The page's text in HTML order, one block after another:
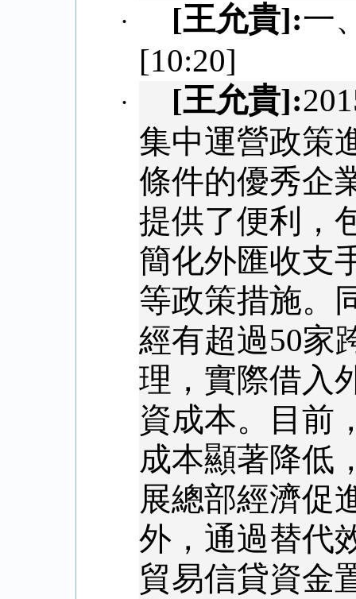
· [王允貴]:一
[10:20]
· [王允貴]:
集中運營政策
條件的優秀企
提供了便利，
簡化外匯收支
等政策措施。
經有超過50家
理，實際借入
資成本。目前
成本顯著降低
展總部經濟促
外，通過替代
貿易信貸資金